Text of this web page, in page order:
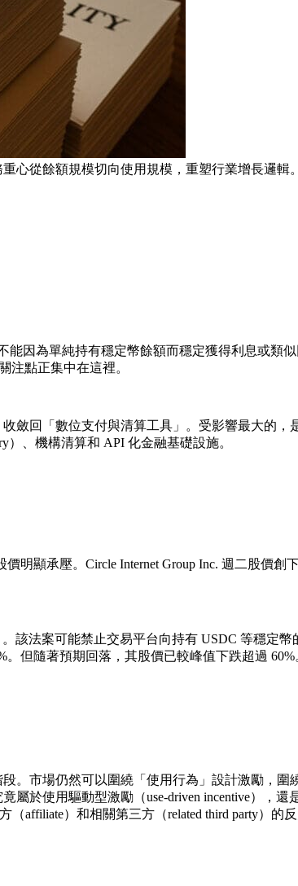
心從餘額規模切向使用規模，重塑行業增長邏輯。
因為單純持有穩定幣餘額而穩定獲得利息或類
注點正集中在這裡。
斂回「數位支付與清算工具」。受影響最大的
、機構清算和 API 化金融基礎設施。
明顯承壓。Circle Internet Group Inc. 週二股價
法案可能禁止交易平台向持有 USDC 等穩定幣
但隨著預期回落，其股價已較峰值下跌超過 60%
。市場仍然可以圍繞「使用行為」設計激勵，
於使用驅動型激勵（use-driven incentive），還
affiliate）和相關第三方（related third party）的